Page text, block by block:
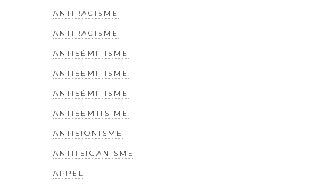
ANTIRACISME
ANTIRACISME
ANTISÉMITISME
ANTISEMITISME
ANTISÉMITISME
ANTISEMTISIME
ANTISIONISME
ANTITSIGANISME
APPEL